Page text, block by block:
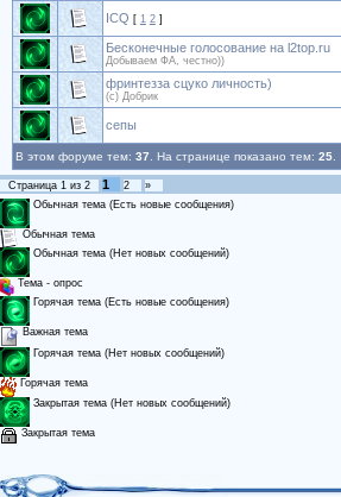
ICQ [ 1 2]
Бесконечные голосование на l2top.ru
Добываем ФА, честно))
фринтезза сцуко личность)
(с) Добрик
сепы
В этом форуме тем: 37 . На странице показано тем: 25.
Страница 1 из 2 1 2
»
Обычная тема (Есть новые сообщения)
Обычная тема
Обычная тема (Нет новых сообщений)
Тема - опрос
Горячая тема (Есть новые сообщения)
Важная тема
Горячая тема (Нет новых сообщений)
Горячая тема
Закрытая тема (Нет новых сообщений)
Закрытая тема